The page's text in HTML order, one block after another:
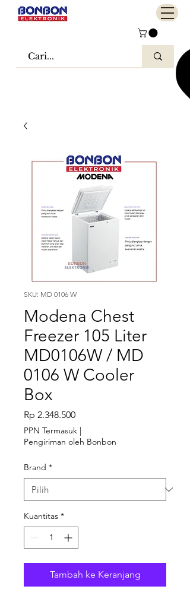
SKU: MD 0106 W
Modena Chest
Freezer 105 Liter
MD0106W / MD
0106 W Cooler
Box
Rp 2.348.500Harga
PPN Termasuk |
Pengiriman oleh Bonbon
Brand *
Kuantitas *
Tambah ke Keranjang